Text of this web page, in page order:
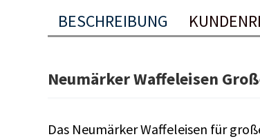
BESCHREIBUNG
Neumärker Waffeleisen
Das Neumärker Waffeleisen für